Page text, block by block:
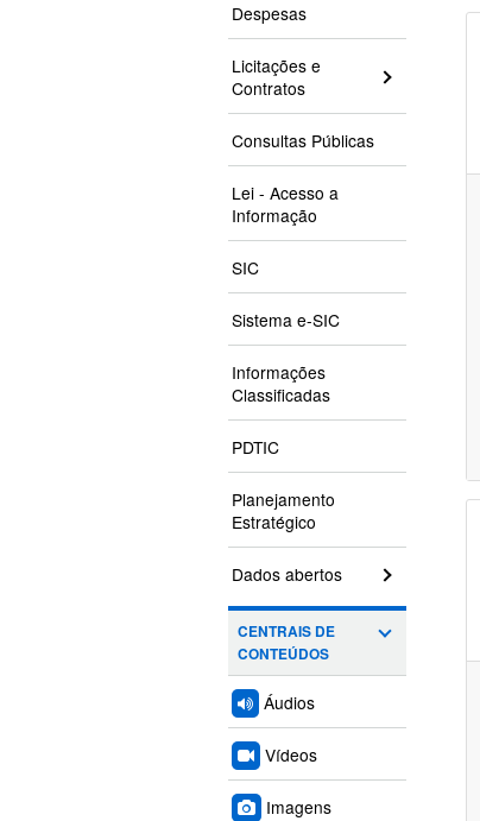
Despesas
Licitações e
Contratos
Consultas Públicas
Lei - Acesso a
Informação
SIC
Sistema e-SIC
Informações
Classificadas
PDTIC
Planejamento
Estratégico
Dados abertos
CENTRAIS DE
CONTEÚDOS
Áudios
Vídeos
Imagens